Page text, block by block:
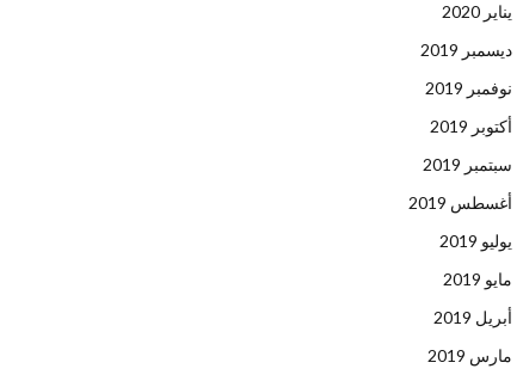
يناير 2020
ديسمبر 2019
نوفمبر 2019
أكتوبر 2019
سبتمبر 2019
أغسطس 2019
يوليو 2019
مايو 2019
أبريل 2019
مارس 2019